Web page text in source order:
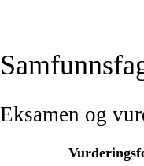
Eksamen og